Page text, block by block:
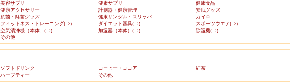
美容サプリ 健康サプリ 健康食品
健康アクセサリー 計測器・健康管理 安眠グッズ
抗菌・除菌グッズ 健康サンダル・スリッパ カイロ
フィットネス・トレーニング(⇒) ダイエット器具(⇒) スポーツウエア(⇒)
空気清浄機（本体）(⇒) 加湿器（本体）(⇒) 除湿機(⇒)
その他
ソフトドリンク コーヒー・ココア 紅茶
ハーブティー その他